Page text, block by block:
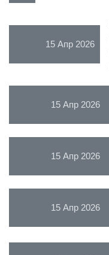
15 Апр 2026
15 Апр 2026
15 Апр 2026
15 Апр 2026